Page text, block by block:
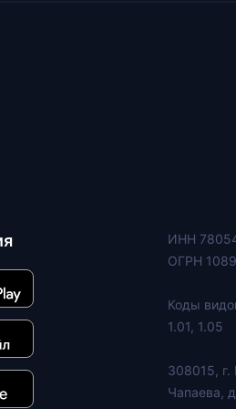
ИНН
ОГРН
Коды
1.01, 1.05
308015, г.
Чапаева,